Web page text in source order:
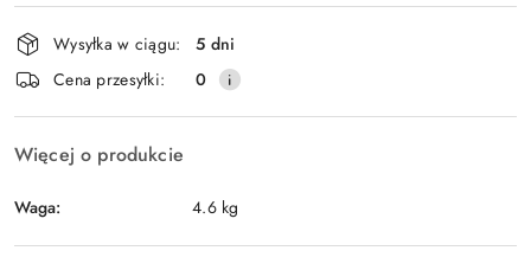
Wyślij
Dostępność
i
dostawa
Wysyłka w ciągu:
5 dni
Cena przesyłki:
0
Więcej o produkcie
Waga: 4.6 kg